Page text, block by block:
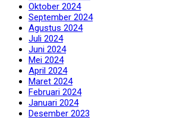
pada pengirim tulisan/penulis, bukan
mengirimkan tulisan Anda ke email
judol
Oktober 2024
September 2024
Agustus 2024
Juli 2024
Juni 2024
Mei 2024
April 2024
Maret 2024
Februari 2024
Januari 2024
Desember 2023